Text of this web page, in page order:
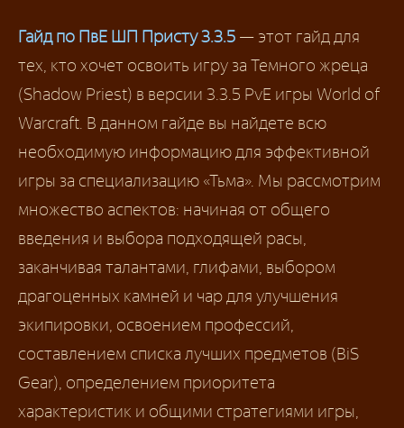
Гайд по ПвЕ ШП Присту 3.3.5 — этот гайд для
тех, кто хочет освоить игру за Темного жреца
(Shadow Priest) в версии 3.3.5 PvE игры World of
Warcraft. В данном гайде вы найдете всю
необходимую информацию для эффективной
игры за специализацию «Тьма». Мы рассмотрим
множество аспектов: начиная от общего
введения и выбора подходящей расы,
заканчивая талантами, глифами, выбором
драгоценных камней и чар для улучшения
экипировки, освоением профессий,
составлением списка лучших предметов (BiS
Gear), определением приоритета
характеристик и общими стратегиями игры,